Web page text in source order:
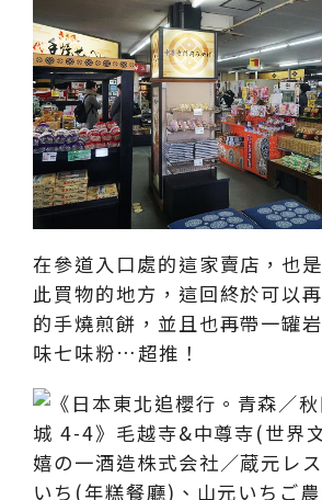
在參道入口處的這家賣店，也
此買物的地方，這回終於可以
的手燒煎餅，並且也再帶一罐
味七味粉…超推！